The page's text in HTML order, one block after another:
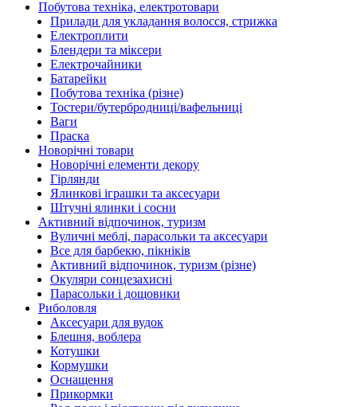
Побутова техніка, електротовари
Прилади для укладання волосся, стрижка
Електроплити
Блендери та міксери
Електрочайники
Батарейки
Побутова техніка (різне)
Тостери/бутербродниці/вафельниці
Ваги
Праска
Новорічні товари
Новорічні елементи декору
Гірлянди
Ялинкові іграшки та аксесуари
Штучні ялинки і сосни
Активний відпочинок, туризм
Вуличні меблі, парасольки та аксесуари
Все для барбекю, пікніків
Активний відпочинок, туризм (різне)
Окуляри сонцезахисні
Парасольки і дощовики
Риболовля
Аксесуари для вудок
Блешня, воблера
Котушки
Кормушки
Оснащення
Прикормки